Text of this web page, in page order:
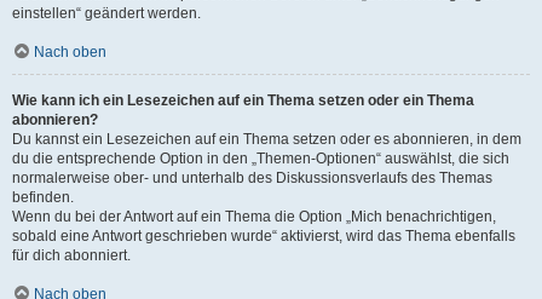
einstellen“ geändert werden.
Nach oben
Wie kann ich ein Lesezeichen auf ein Thema setzen oder ein Thema
abonnieren?
Du kannst ein Lesezeichen auf ein Thema setzen oder es abonnieren, in dem
du die entsprechende Option in den „Themen-Optionen“ auswählst, die sich
normalerweise ober- und unterhalb des Diskussionsverlaufs des Themas
befinden.
Wenn du bei der Antwort auf ein Thema die Option „Mich benachrichtigen,
sobald eine Antwort geschrieben wurde“ aktivierst, wird das Thema ebenfalls
für dich abonniert.
Nach oben